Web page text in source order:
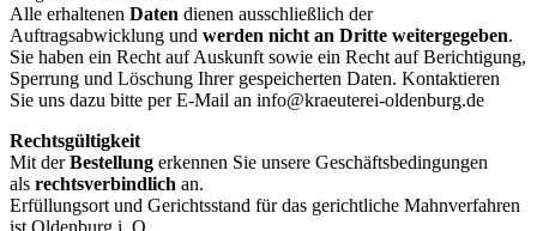
Alle erhaltenen Daten dienen ausschließlich der
Auftragsabwicklung und werden nicht an Dritte weitergegeben.
Sie haben ein Recht auf Auskunft sowie ein Recht auf Berichtigung,
Sperrung und Löschung Ihrer gespeicherten Daten. Kontaktieren
Sie uns dazu bitte per E-Mail an info@kraeuterei-oldenburg.de
Rechtsgültigkeit
Mit derBestellung erkennen Sie unsere Geschäftsbedingungen
als rechtsverbindlich an.
Erfüllungsort und Gerichtsstand für das gerichtliche Mahnverfahren